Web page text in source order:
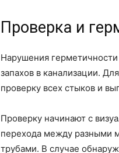
Проверка и
Нарушения
запахов в канализации.
проверку всех стыков и
Проверку начинают с
перехода между разными
трубами. В случае